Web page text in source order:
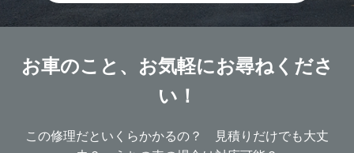
お車のこと、 お気軽にお尋ねくださ
い！
この修理だといくらかかるの？ 見積りだけでも大丈